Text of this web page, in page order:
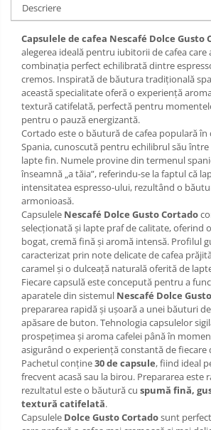
Descriere
Capsulele de cafea Nescafé Dolce Gusto
alegerea ideală pentru iubitorii de cafea care
combinația perfect echilibrată dintre
cremos. Inspirată de băutura tradițională
această specialitate oferă o experiență
textură catifelată, perfectă pentru
pentru o pauză energizantă.
Cortado este o băutură de cafea populară în
Spania, cunoscută pentru echilibrul său
lapte fin. Numele provine din termenul
înseamnă „a tăia”, referindu-se la faptul că
intensitatea espresso-ului, rezultând o
armonioasă.
Capsulele Nescafé Dolce Gusto Cortado
selecționată și lapte praf de calitate, oferind
bogat, cremă fină și aromă intensă. Profilul
caracterizat prin note delicate de cafea
caramel și o dulceață naturală oferită de
Fiecare capsulă este concepută pentru a
aparatele din sistemul Nescafé Dolce Gusto
prepararea rapidă și ușoară a unei băuturi
apăsare de buton. Tehnologia capsulelor
prospețimea și aroma cafelei până în
asigurând o experiență constantă de fiecare
Pachetul conține30 de capsule, fiind ideal
frecvent acasă sau la birou. Prepararea este
rezultatul este o băutură cu spumă fină,
textură catifelată.
Capsulele Dolce Gusto Cortadosunt